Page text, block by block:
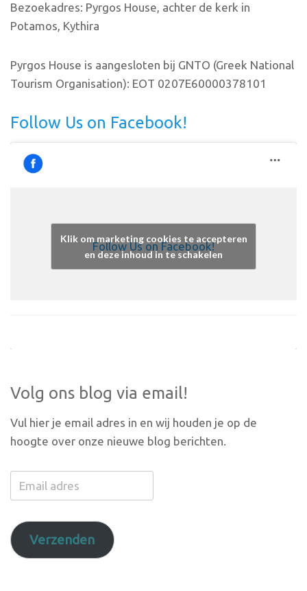
Bezoekadres: Pyrgos House, achter de kerk in
Potamos, Kythira
Pyrgos House is aangesloten bij GNTO (Greek National
Tourism Organisation): EOT 0207E60000378101
Follow Us on Facebook!
Follow Us on Facebook!
Klik om marketing cookies te accepteren
en deze inhoud in te schakelen
Volg ons blog via email!
Vul hier je email adres in en wij houden je op de
hoogte over onze nieuwe blog berichten.
Email
adres
Verzenden